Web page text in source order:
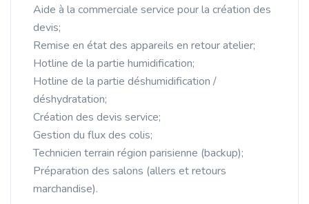
Aide à la commerciale service pour la création des
devis;
Remise en état des appareils en retour atelier;
Hotline de la partie humidification;
Hotline de la partie déshumidification /
déshydratation;
Création des devis service;
Gestion du flux des colis;
Technicien terrain région parisienne (backup);
Préparation des salons (allers et retours
marchandise).